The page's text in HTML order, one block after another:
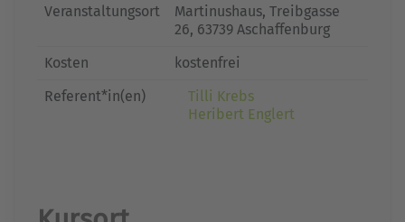
Veranstaltungsort
Martinushaus, Treibgasse
26, 63739 Aschaffenburg
Kosten
kostenfrei
Referent*in(en)
Tilli Krebs
Heribert Englert